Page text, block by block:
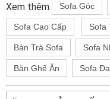
Xem thêm Sofa Góc
Sofa Cao Cấp Sofa
Bàn Trà Sofa Sofa
Bàn Ghế Ăn Sofa